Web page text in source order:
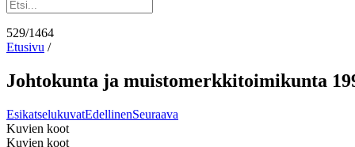
529/1464
Etusivu /
Johtokunta ja muistomerkkitoimikunta
EsikatselukuvatEdellinenSeuraava
Kuvien koot
Kuvien koot